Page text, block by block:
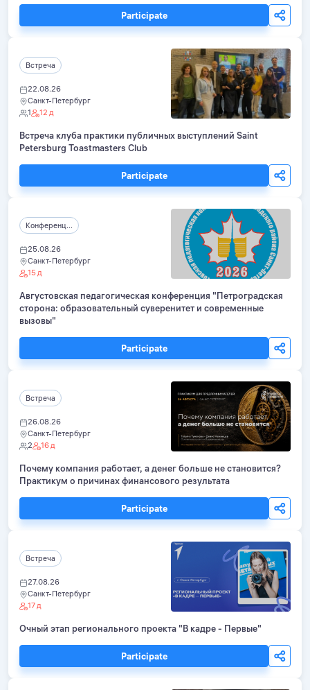
Participate
Встреча
22.08.26
Санкт-Петербург
1
12 д
Встреча клуба практики публичных выступлений Saint
Petersburg Toastmasters Club
Participate
Конференц...
25.08.26
Санкт-Петербург
15 д
Августовская педагогическая конференция "Петроградская
сторона: образовательный суверенитет и современные
вызовы"
Participate
Встреча
26.08.26
Санкт-Петербург
2
16 д
Почему компания работает, а денег больше не становится?
Практикум о причинах финансового результата
Participate
Встреча
27.08.26
Санкт-Петербург
17 д
Очный этап регионального проекта "В кадре - Первые"
Participate